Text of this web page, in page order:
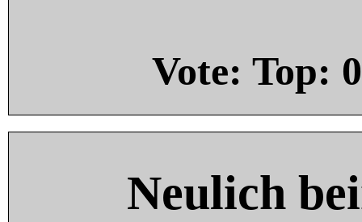
Vote: Top: 0
Neulich